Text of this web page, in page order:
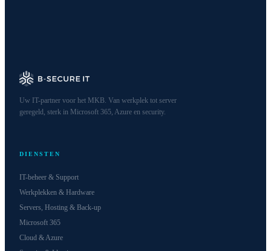
Uw IT-partner voor het MKB. Van werkplek tot server
geregeld, sterk in Microsoft 365, Azure en security.
DIENSTEN
IT-beheer & Support
Werkplekken & Hardware
Servers, Hosting & Back-up
Microsoft 365
Cloud & Azure